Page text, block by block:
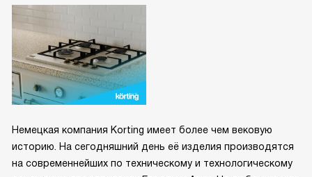
Немецкая компания Korting имеет более чем вековую
историю. На сегодняшний день её изделия производятся